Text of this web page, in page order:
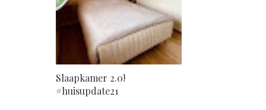
Slaapkamer 2.0!
#huisupdate21